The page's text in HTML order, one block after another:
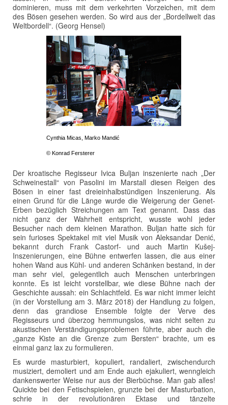
dominieren, muss mit dem verkehrten Vorzeichen, mit dem
des Bösen gesehen werden. So wird aus der „Bordellwelt das
Weltbordell“. (Georg Hensel)
Cynthia Micas, Marko Mandić
© Konrad Fersterer
Der kroatische Regisseur Ivica Buljan inszenierte nach „Der
Schweinestall“ von Pasolini im Marstall diesen Reigen des
Bösen in einer fast dreieinhalbstündigen Inszenierung. Als
einen Grund für die Länge wurde die Weigerung der Genet-
Erben bezüglich Streichungen am Text genannt. Dass das
nicht ganz der Wahrheit entspricht, wusste wohl jeder
Besucher nach dem kleinen Marathon. Buljan hatte sich für
sein furioses Spektakel mit viel Musik von Aleksandar Denić,
bekannt durch Frank Castorf- und auch Martin Kušej-
Inszenierungen, eine Bühne entwerfen lassen, die aus einer
hohen Wand aus Kühl- und anderen Schänken bestand, in der
man sehr viel, gelegentlich auch Menschen unterbringen
konnte. Es ist leicht vorstellbar, wie diese Bühne nach der
Geschichte aussah: ein Schlachtfeld. Es war nicht immer leicht
(in der Vorstellung am 3. März 2018) der Handlung zu folgen,
denn das grandiose Ensemble folgte der Verve des
Regisseurs und überzog hemmungslos, was nicht selten zu
akustischen Verständigungsproblemen führte, aber auch die
„ganze Kiste an die Grenze zum Bersten“ brachte, um es
einmal ganz lax zu formulieren.
Es wurde masturbiert, kopuliert, randaliert, zwischendurch
musiziert, demoliert und am Ende auch ejakuliert, wenngleich
dankenswerter Weise nur aus der Bierbüchse. Man gab alles!
Quickte bei den Fetischspielen, grunzte bei der Masturbation,
schrie in der revolutionären Ektase und tänzelte